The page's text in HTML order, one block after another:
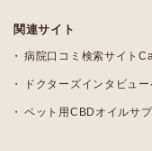
関連サイト
病院口コミ検索サイト
ドクターズインタビュー
ペット用CBDオイルサ